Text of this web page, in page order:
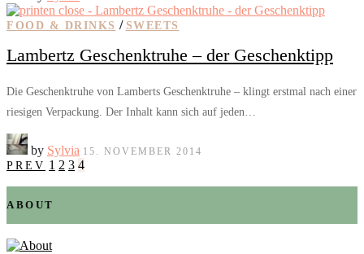
FOOD & DRINKS / SWEETS
Lambertz Geschenktruhe – der Geschenktipp
Die Geschenktruhe von Lamberts Geschenktruhe – klingt erstmal nach einer
riesigen Verpackung. Der Inhalt kann sich auf jeden…
by Sylvia 15. NOVEMBER 2014
PREV 1 2 3 4
ABOUT